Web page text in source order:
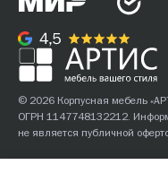
© 2026 Корпусная мебель
ОГРН 1147748132212.
не является публичной